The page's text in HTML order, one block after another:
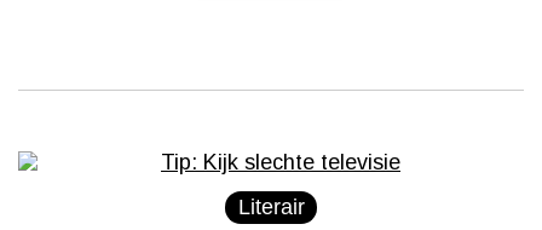
Literair